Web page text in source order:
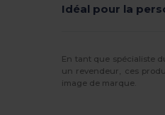
Parks (1)
Idéal pour la
En tant que spécialiste
un revendeur, ces
image de marque.